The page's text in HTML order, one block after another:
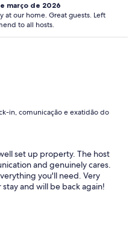
março de 2026
at our home. Great guests. Left
to all hosts.
in, comunicação e exatidão do
set up property. The host
and genuinely cares.
you'll need. Very
and will be back again!